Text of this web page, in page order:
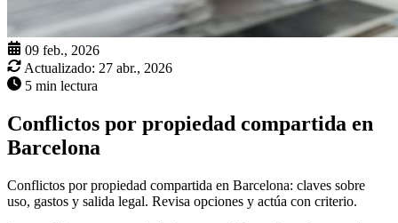
09 feb., 2026
Actualizado: 27 abr., 2026
5 min lectura
Conflictos por propiedad compartida en
Barcelona
Conflictos por propiedad compartida en Barcelona: claves sobre
uso, gastos y salida legal. Revisa opciones y actúa con criterio.